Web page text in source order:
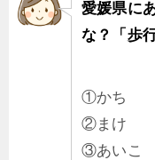
愛媛県に
な？「歩行
①かち
②まけ
③あいこ